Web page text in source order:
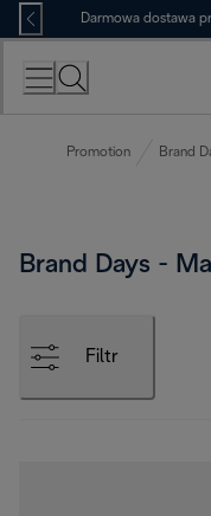
Skip
to
Content
Darmowa dostawa
Promotion Brand
Brand Days -
Filtr